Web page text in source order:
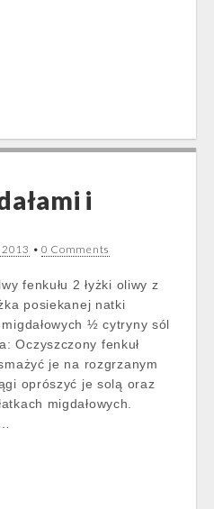
i
2013 • 0 Comments
fenkułu 2 łyżki oliwy z
posiekanej natki
½ cytryny sól
Oczyszczony fenkuł
je na rozgrzanym
oprószyć je solą oraz
migdałowych.